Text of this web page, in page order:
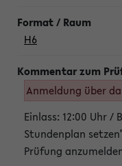
H6
Anmeldung über
Einlass: 12:00 Uhr /
Stundenplan
Prüfung